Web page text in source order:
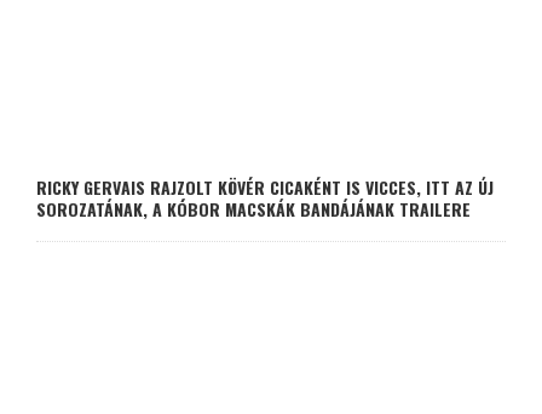
RICKY GERVAIS RAJZOLT KÖVÉR CICAKÉNT IS VICCES, ITT AZ ÚJ
SOROZATÁNAK, A KÓBOR MACSKÁK BANDÁJÁNAK TRAILERE